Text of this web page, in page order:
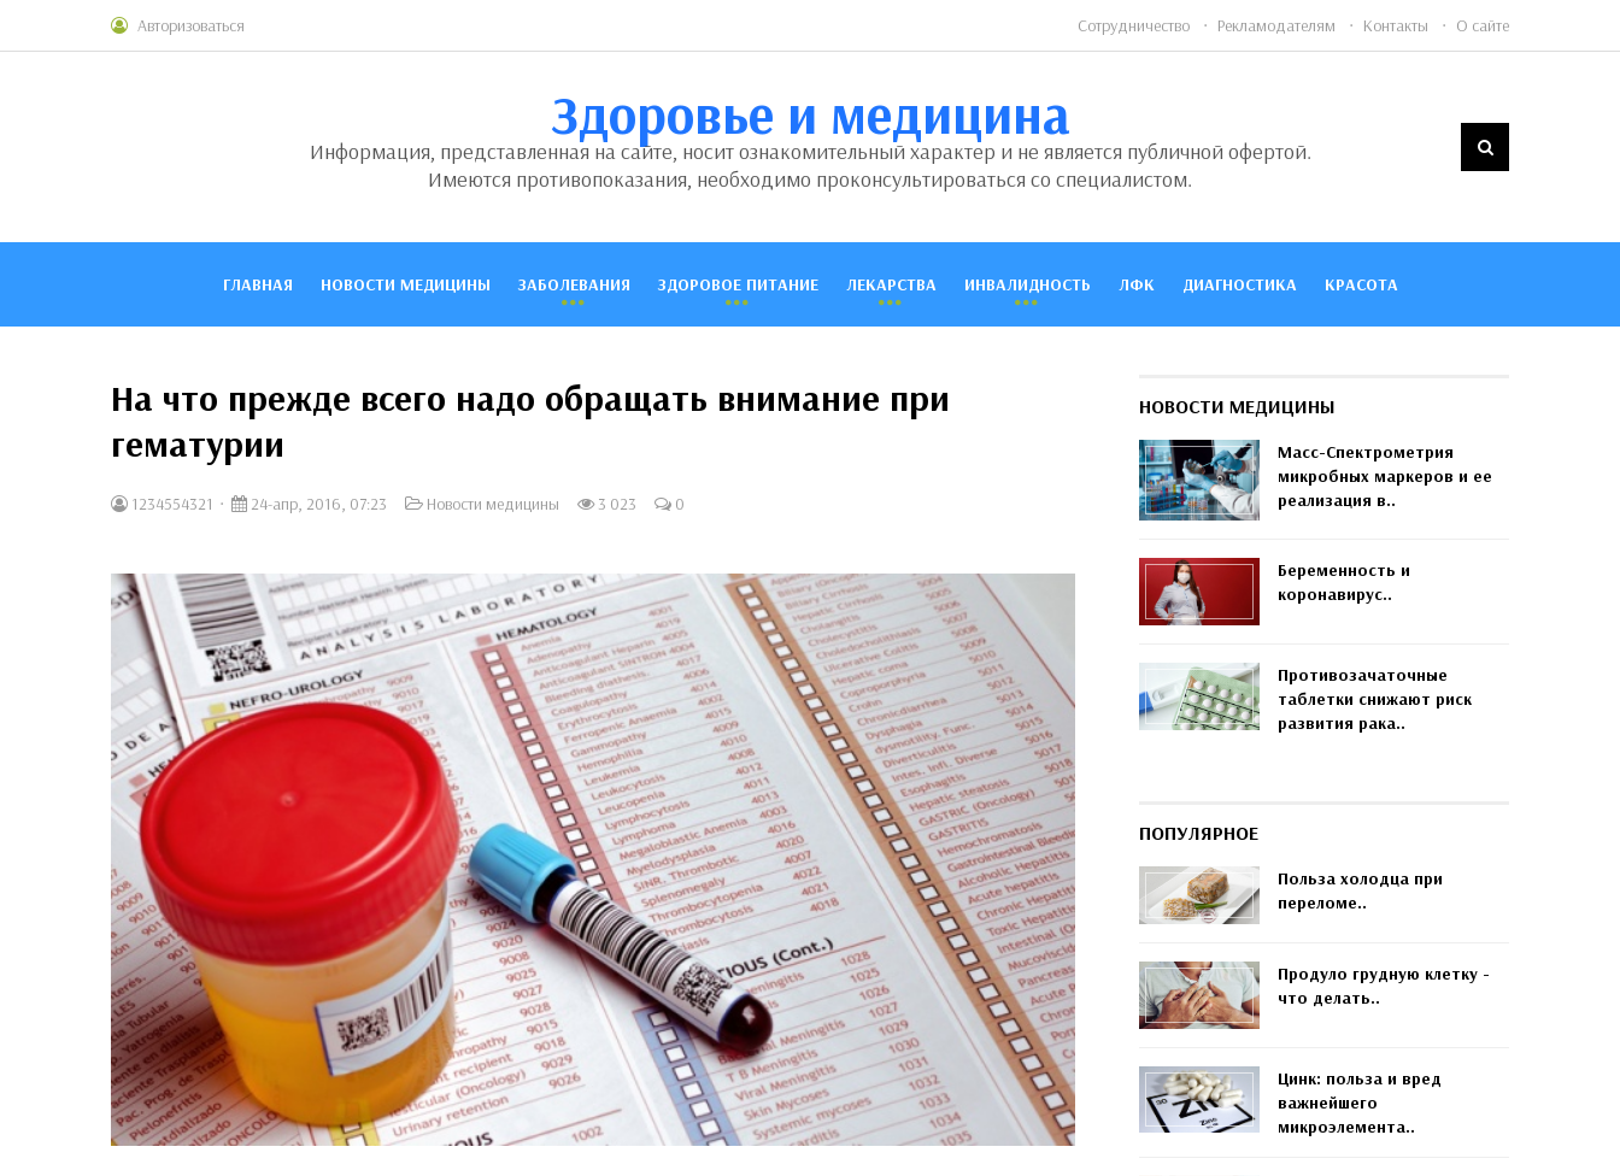
Авторизоваться Сотрудничество Рекламодателям Контакты О сайте
Здоровье и медицина
Информация, представленная на сайте, носит ознакомительный характер и не является публичной офертой.
Имеются противопоказания, необходимо проконсультироваться со специалистом.
ГЛАВНАЯ НОВОСТИ МЕДИЦИНЫ ЗАБОЛЕВАНИЯ ЗДОРОВОЕ ПИТАНИЕ ЛЕКАРСТВА ИНВАЛИДНОСТЬ ЛФК ДИАГНОСТИКА КРАСОТА
На что прежде всего надо обращать внимание при
гематурии
1234554321 24-апр, 2016, 07:23 Новости медицины 3 023 0
НОВОСТИ МЕДИЦИНЫ
Масс-Спектрометрия
микробных маркеров и ее
реализация в..
Беременность и
коронавирус..
Противозачаточные
таблетки снижают риск
развития рака..
ПОПУЛЯРНОЕ
Польза холодца при
переломе..
Продуло грудную клетку -
что делать..
Цинк: польза и вред
важнейшего
микроэлемента..